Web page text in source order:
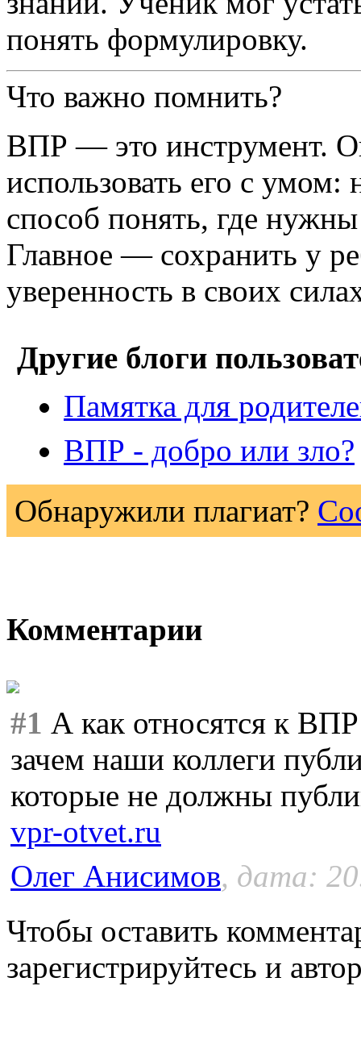
понять формулировку.
Что важно помнить?
ВПР — это инструмент.
использовать его с умом:
способ понять, где
Главное — сохранить у
уверенность в своих
Другие блоги
Памятка для
ВПР - добро или зло?
Обнаружили плагиат?
Комментарии
#1 А как относятся к
зачем наши коллеги
которые не должны
vpr-otvet.ru
Олег Анисимов, дата:
Чтобы оставить
зарегистрируйтесь и